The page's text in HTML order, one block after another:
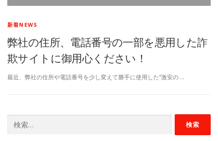
新着NEWS
弊社の住所、電話番号の一部を悪用した詐
欺サイトに御用心ください！
最近、弊社の住所や電話番号を少し変えて勝手に使用した”激安の …
索: